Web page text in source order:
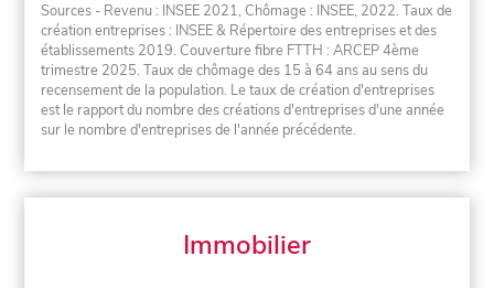
Sources - Revenu : INSEE 2021, Chômage : INSEE, 2022. Taux de
création entreprises : INSEE & Répertoire des entreprises et des
établissements 2019. Couverture fibre FTTH : ARCEP 4ème
trimestre 2025. Taux de chômage des 15 à 64 ans au sens du
recensement de la population. Le taux de création d'entreprises
est le rapport du nombre des créations d'entreprises d'une année
sur le nombre d'entreprises de l'année précédente.
Immobilier